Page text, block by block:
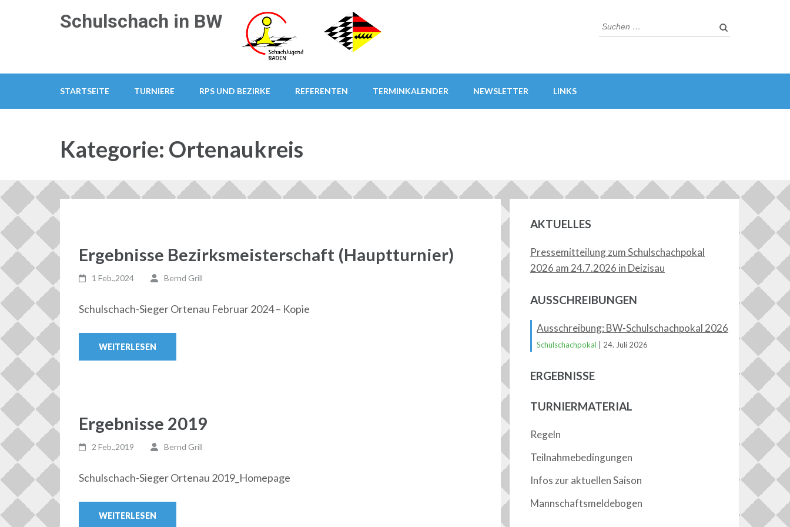
drücken)
Schulschach in BW
Suchen
nach:
STARTSEITE TURNIERE RPS UND BEZIRKE REFERENTEN TERMINKALENDER NEWSLETTER LINKS
Kategorie: Ortenaukreis
Ergebnisse Bezirksmeisterschaft (Hauptturnier)
1 Feb.,2024 Bernd Grill
Schulschach-Sieger Ortenau Februar 2024 – Kopie
WEITERLESEN
Ergebnisse 2019
2 Feb.,2019 Bernd Grill
Schulschach-Sieger Ortenau 2019_Homepage
WEITERLESEN
AKTUELLES
Pressemitteilung zum Schulschachpokal
2026 am 24.7.2026 in Deizisau
AUSSCHREIBUNGEN
Ausschreibung: BW-Schulschachpokal 2026
Schulschachpokal | 24. Juli 2026
ERGEBNISSE
TURNIERMATERIAL
Regeln
Teilnahmebedingungen
Infos zur aktuellen Saison
Mannschaftsmeldebogen